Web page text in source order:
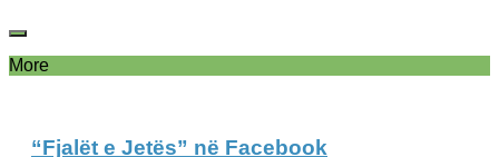
More
“Fjalët e Jetës” në Facebook